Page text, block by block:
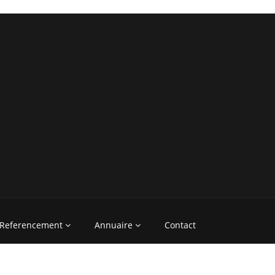
Referencement Annuaire Contact